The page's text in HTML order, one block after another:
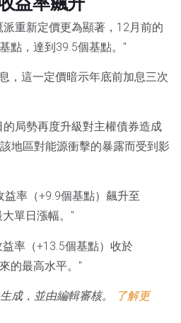
重新定價更為顯著，12月前的
點，達到39.5個基點。"
，這一定價暗示年底前加息三次
局勢再度升級對主權債券造成
地區對能源衝擊的暴露而受到影
率（+9.9個基點）飆升至
單日漲幅。"
率（+13.5個基點）收於
的最高水平。"
成，並由編輯審核。
了解更